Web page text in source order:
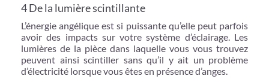
4 De la lumière scintillante
L’énergie angélique est si puissante qu’elle peut parfois
avoir des impacts sur votre système d’éclairage. Les
lumières de la pièce dans laquelle vous vous trouvez
peuvent ainsi scintiller sans qu’il y ait un problème
d’électricité lorsque vous êtes en présence d’anges.